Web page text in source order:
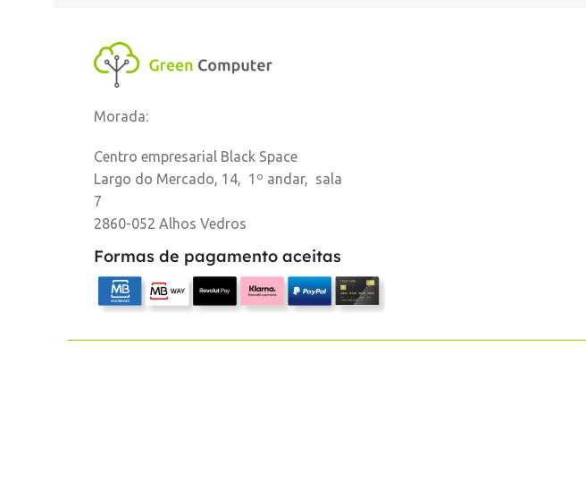
Morada:
Centro empresarial Black Space
Largo do Mercado, 14, 1º andar, sala
7
2860-052 Alhos Vedros
Formas de pagamento aceitas